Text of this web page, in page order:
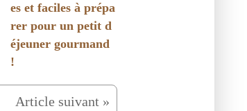
es et faciles à prépa
rer pour un petit d
éjeuner gourmand
!
Article suivant »